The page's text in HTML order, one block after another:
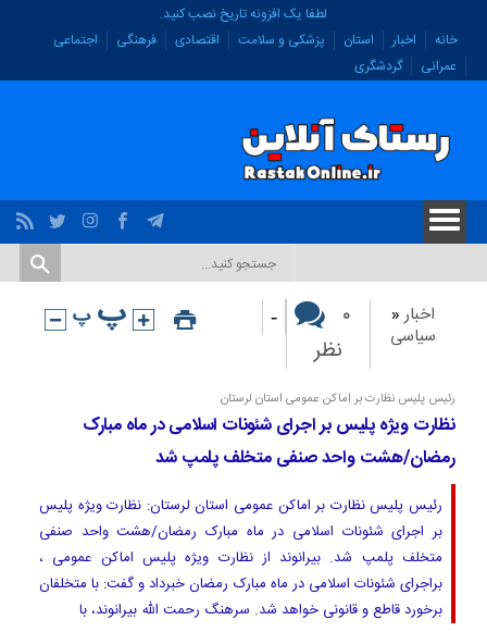
لطفا یک افزونه تاریخ نصب کنید.
خانه
اخبار استان پزشکی و سلامت اقتصادی فرهنگی
اجتماعی
عمرانی
گردشگری
اخبار«
سیاسی
۰
نظر
-
رئیس پلیس نظارت بر اماکن عمومی استان لرستان
نظارت ویژه پلیس بر اجرای شئونات اسلامی در ماه مبارک
رمضان/هشت واحد صنفی متخلف پلمپ شد
رئیس پلیس نظارت بر اماکن عمومی استان لرستان: نظارت ویژه پلیس
بر اجرای شئونات اسلامی در ماه مبارک رمضان/هشت واحد صنفی
متخلف پلمپ شد. بیرانوند از نظارت ویژه پلیس اماکن عمومی ،
براجرای شئونات اسلامی در ماه مبارک رمضان خبرداد و گفت: با متخلفان
برخورد قاطع و قانونی خواهد شد. سرهنگ رحمت الله بیرانوند، با